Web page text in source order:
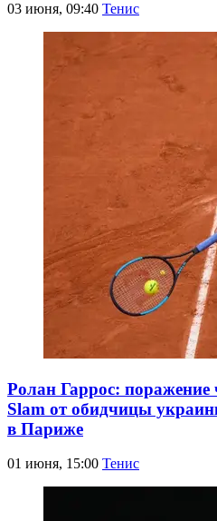
03 июня, 09:40 Тенис
Ролан Гаррос:
Slam от обидчицы
в Париже
01 июня, 15:00 Тенис